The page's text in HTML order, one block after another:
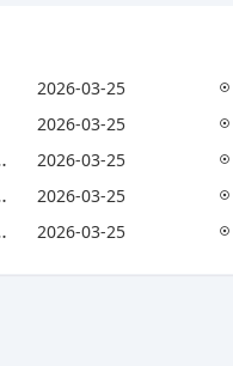
2026-03-25
2026-03-25
2026-03-25
2026-03-25
2026-03-25